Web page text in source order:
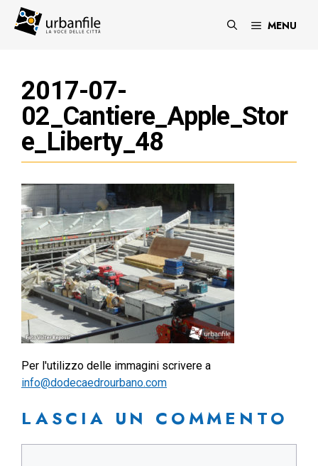
MENU
2017-07-
02_Cantiere_Apple_Stor
e_Liberty_48
Per l'utilizzo delle immagini scrivere a
info@dodecaedrourbano.com
LASCIA UN COMMENTO